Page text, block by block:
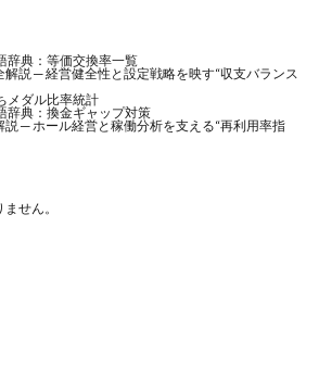
辞典：等価交換率一覧
解説 ─ 経営健全性と設定戦略を映す“収支バランス
メダル比率統計
辞典：換金ギャップ対策
説 ─ ホール経営と稼働分析を支える“再利用率指
せん。